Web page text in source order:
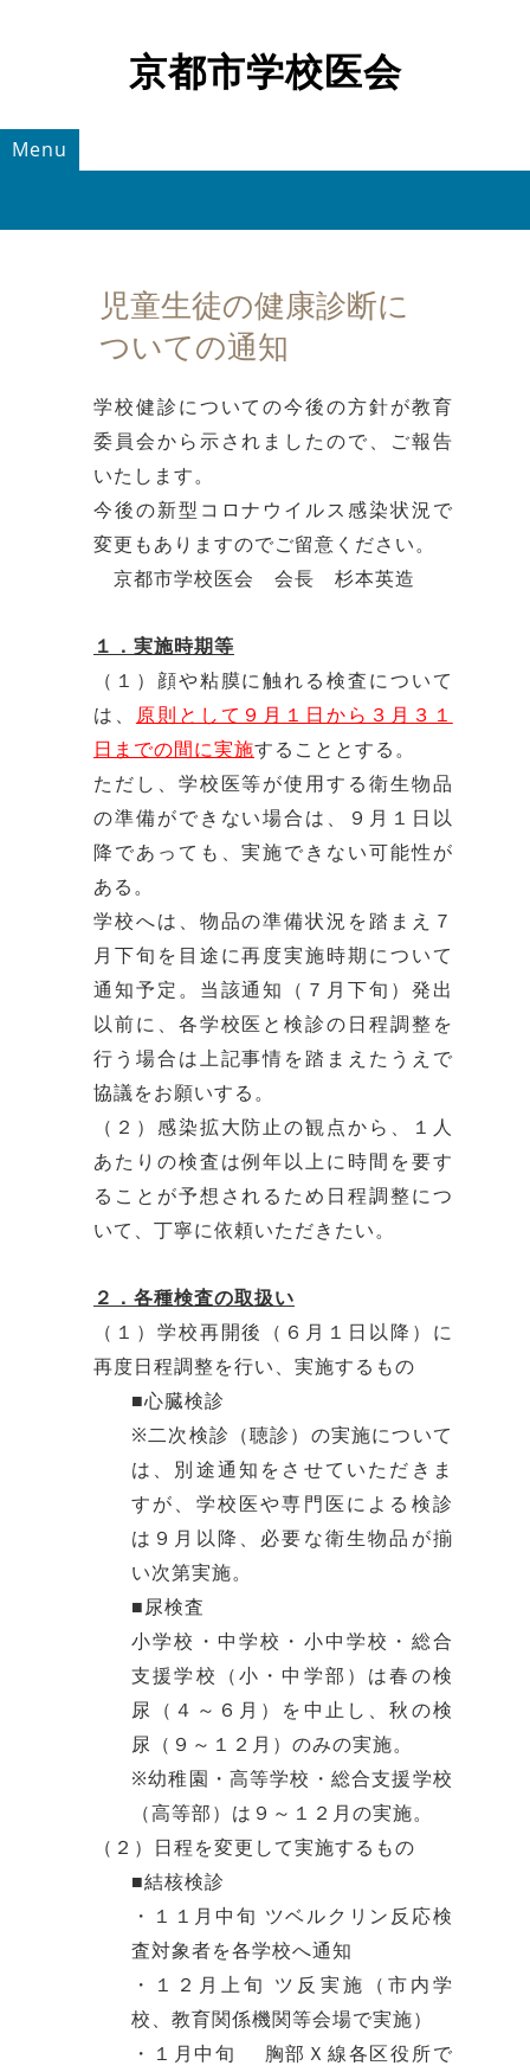
京都市学校医会
Menu
児童生徒の健康診断に
ついての通知
学校健診についての今後の方針が教育
委員会から示されましたので、ご報告
いたします。
今後の新型コロナウイルス感染状況で
変更もありますのでご留意ください。
京都市学校医会 会長 杉本英造
１．実施時期等
（１）顔や粘膜に触れる検査について
は、 原則として９月１日から３月３１
日までの間に実施することとする。
ただし、学校医等が使用する衛生物品
の準備ができない場合は、９月１日以
降であっても、実施できない可能性が
ある。
学校へは、物品の準備状況を踏まえ７
月下旬を目途に再度実施時期について
通知予定。当該通知（７月下旬）発出
以前に、各学校医と検診の日程調整を
行う場合は上記事情を踏まえたうえで
協議をお願いする。
（２）感染拡大防止の観点から、１人
あたりの検査は例年以上に時間を要す
ることが予想されるため日程調整につ
いて、丁寧に依頼いただきたい。
２．各種検査の取扱い
（１）学校再開後（６月１日以降）に
再度日程調整を行い、実施するもの
■心臓検診
※二次検診（聴診）の実施について
は、別途通知をさせていただきま
すが、学校医や専門医による検診
は９月以降、必要な衛生物品が揃
い次第実施。
■尿検査
小学校・中学校・小中学校・総合
支援学校（小・中学部）は春の検
尿（４～６月）を中止し、秋の検
尿（９～１２月）のみの実施。
※幼稚園・高等学校・総合支援学校
（高等部）は９～１２月の実施。
（２）日程を変更して実施するもの
■結核検診
・１１月中旬 ツベルクリン反応検
査対象者を各学校へ通知
・１２月上旬 ツ反実施（市内学
校、教育関係機関等会場で実施）
・１月中旬 胸部Ｘ線各区役所で